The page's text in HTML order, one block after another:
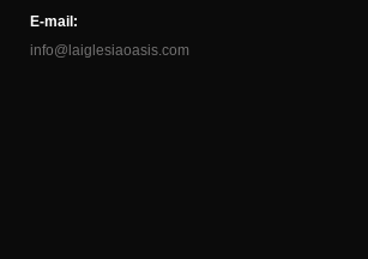
E-mail:
info@laiglesiaoasis.com